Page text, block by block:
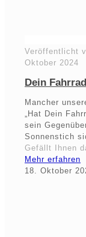
Veröffentlicht
Oktober 2024
Dein
Mancher
„Hat Dein
sein
Sonnenstich
Gefällt Ihnen
Mehr erfahren
18. Oktober